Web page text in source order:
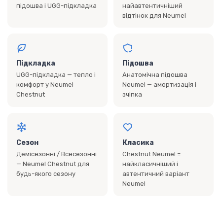
підошва і UGG-підкладка
найавтентичніший
відтінок для Neumel
Підкладка
UGG-підкладка — тепло і
комфорт у Neumel
Chestnut
Підошва
Анатомічна підошва
Neumel — амортизація і
зчіпка
Сезон
Демісезонні / Всесезонні
— Neumel Chestnut для
будь-якого сезону
Класика
Chestnut Neumel =
найкласичніший і
автентичний варіант
Neumel